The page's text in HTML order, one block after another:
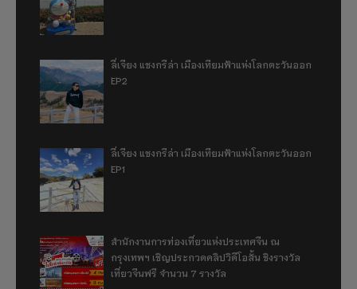
ลี่เจียง แชงกรีล่า เมืองเทียมฟ้าแห่งโลกตะวันออก
EP2
ลี่เจียง แชงกรีล่า เมืองเทียมฟ้าแห่งโลกตะวันออก
EP1
สำนักงานการท่องเที่ยวแห่งประเทศจีน ณ
กรุงเทพฯ เชิญประกวดคลิปวิดีโอสั้น ชิงรางวัล
เที่ยวจีนฟรี จำนวน 7 รางวัล